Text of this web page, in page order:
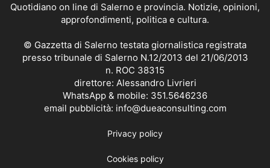
Quotidiano on line di Salerno e provincia. Notizie, opinioni,
approfondimenti, politica e cultura.
© Gazzetta di Salerno testata giornalistica registrata
presso tribunale di Salerno N.12/2013 del 21/06/2013
n. ROC 38315
direttore: Alessandro Livrieri
WhatsApp & mobile: 351.5646236
email pubblicità: info@dueaconsulting.com
Privacy policy
Cookies policy